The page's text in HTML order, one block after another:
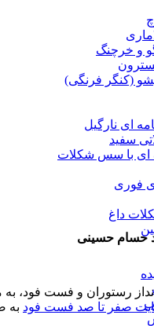
و خرچنگ
(کنگر فرنگی)
ای نارگیل
سفید
ای با سس شکلات
فوری
داغ
حسام حسینی
رستوران و فست فود،
صفر تا صد فست فود به